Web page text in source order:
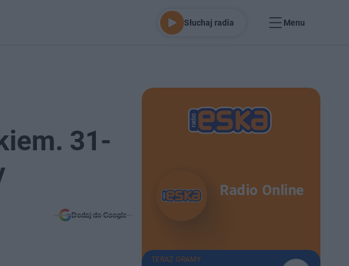
Słuchaj radia Menu
31-
Dodaj do Google
Radio Online
TERAZ GRAMY